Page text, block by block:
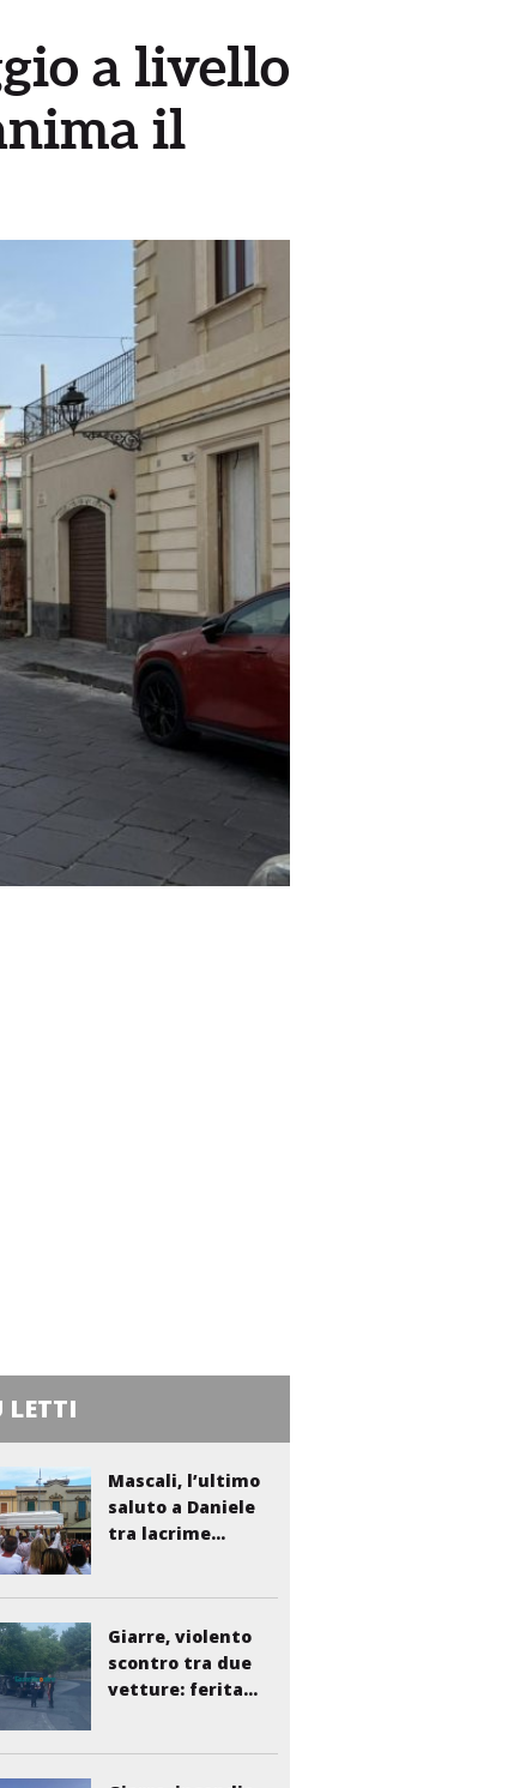
a livello
il
LETTI
Mascali, l’ultimo
saluto a Daniele
tra lacrime...
Giarre, violento
scontro tra due
vetture: ferita...